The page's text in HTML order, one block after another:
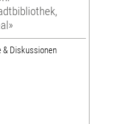
& Diskussionen